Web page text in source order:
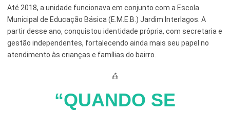
Desenvolvimento Econômico, Trabalho, Turismo e Inovação
Educação, Ciência e Tecnologia
Esporte e Lazer
Downloads
Telefones Úteis
Notícias Anteriores a 2024
DIÁRIO OFICIAL
LEIS MUNICIPAIS
Até 2018, a unidade funcionava em conjunto com a Escola
Municipal de Educação Básica (E.M.E.B.) Jardim Interlagos. A
partir desse ano, conquistou identidade própria, com secretaria e
gestão independentes, fortalecendo ainda mais seu papel no
atendimento às crianças e famílias do bairro.
“QUANDO SE